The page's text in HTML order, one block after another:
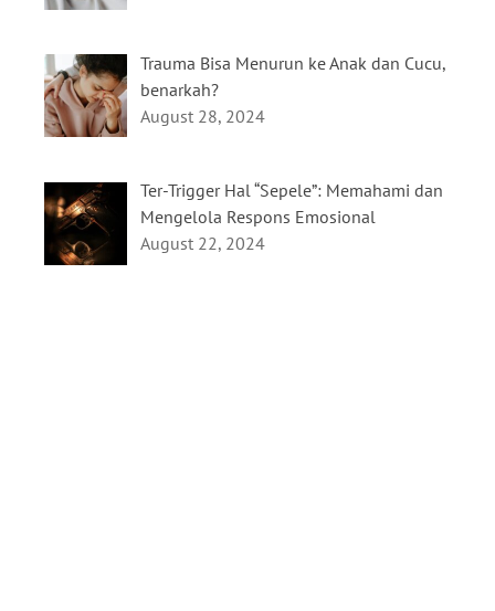
Trauma Bisa Menurun ke Anak dan Cucu,
benarkah?
August 28, 2024
Ter-Trigger Hal “Sepele”: Memahami dan
Mengelola Respons Emosional
August 22, 2024